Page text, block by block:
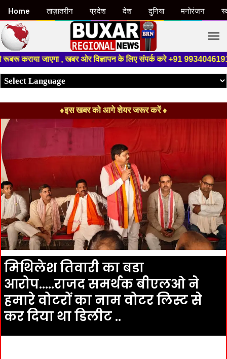
जाएगा , खबर ओर विज्ञापन के लिए संपर्क करे +91 9934046191
♦इस खबर को आगे शेयर जरूर करें ♦
मिथिलेश तिवारी का बडा
आरोप…..राजद समर्थक बीएलओ ने
हमारे वोटरों का नाम वोटर लिस्ट से
कर दिया था डिलीट ..
Home ताज़ातरीन प्रदेश देश दुनिया मनोरंजन